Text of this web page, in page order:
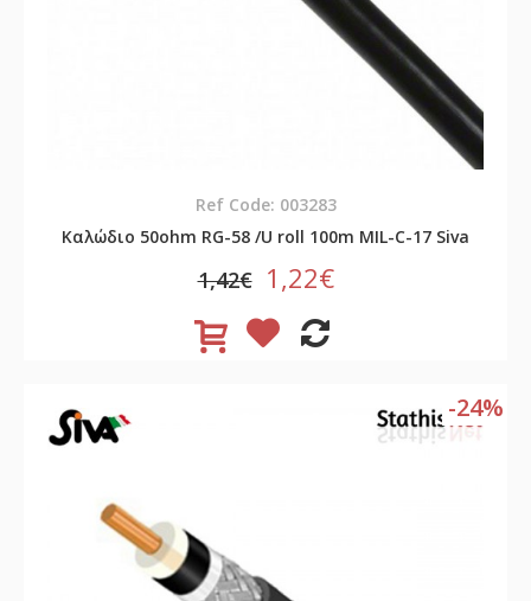
Ref Code: 003283
Καλώδιο 50ohm RG-58 /U roll 100m MIL-C-17 Siva
1,42€ 1,22€
-24%